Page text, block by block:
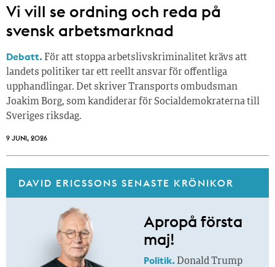
Vi vill se ordning och reda på
svensk arbetsmarknad
Debatt. För att stoppa arbetslivskriminalitet krävs att
landets politiker tar ett reellt ansvar för offentliga
upphandlingar. Det skriver Transports ombudsman
Joakim Borg, som kandiderar för Socialdemokraterna till
Sveriges riksdag.
9 JUNI, 2026
DAVID ERICSSONS SENASTE KRÖNIKOR
Apropå första
maj!
Politik. Donald Trump